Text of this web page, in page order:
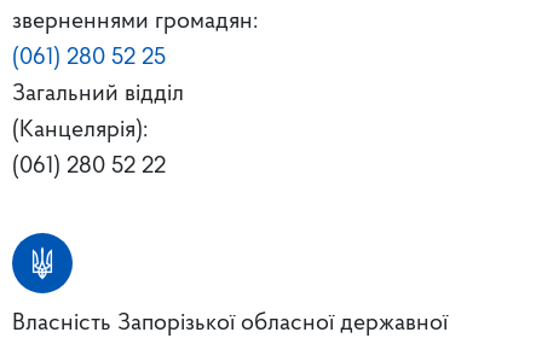
зверненнями громадян:
(061) 280 52 25
Загальний відділ
(Канцелярія):
(061) 280 52 22
Власність Запорізької обласної державної